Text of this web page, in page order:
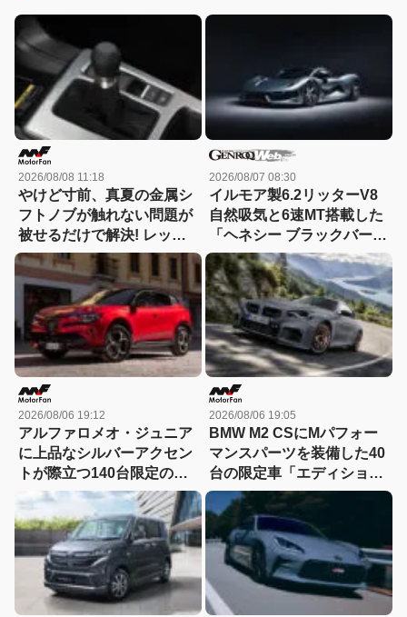
2026/08/08 11:18
やけど寸前、真夏の金属シ
フトノブが触れない問題が
被せるだけで解決! レッツ
ォのシリコンカバーが夏も
冬も快適すぎる! 【CAR
MONO図鑑】
2026/08/07 08:30
イルモア製6.2リッターV8
自然吸気と6速MT搭載した
「ヘネシー ブラックバー
ド」がデビュー【動画】
2026/08/06 19:12
アルファロメオ・ジュニア
に上品なシルバーアクセン
トが際立つ140台限定の
「スポルト スペチアーレ」
が登場！
2026/08/06 19:05
BMW M2 CSにMパフォー
マンスパーツを装備した40
台の限定車「エディショ
ン・エッジ」が登場！